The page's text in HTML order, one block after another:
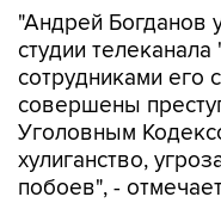
"Андрей Богданов
студии
сотрудниками
совершены
Уголовным
хулиганство,
побоев", -